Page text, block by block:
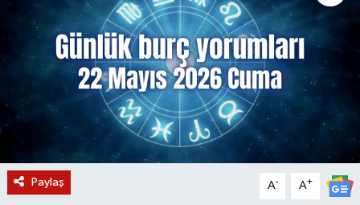
Paylaş A- A+
GÖLMARMARA
GÖRDES
KÖPRÜBAŞI
SOMA
ŞEHZADELER
SELENDİ
SOMA
TURGUTLU
YUNUSEMRE
LIFE
BİLİM VE TEKNOLOJİ
YAZARLAR
MANİSA'NIN YÖRESEL LEZZETLERİ
MANİSA'YI KEŞFET